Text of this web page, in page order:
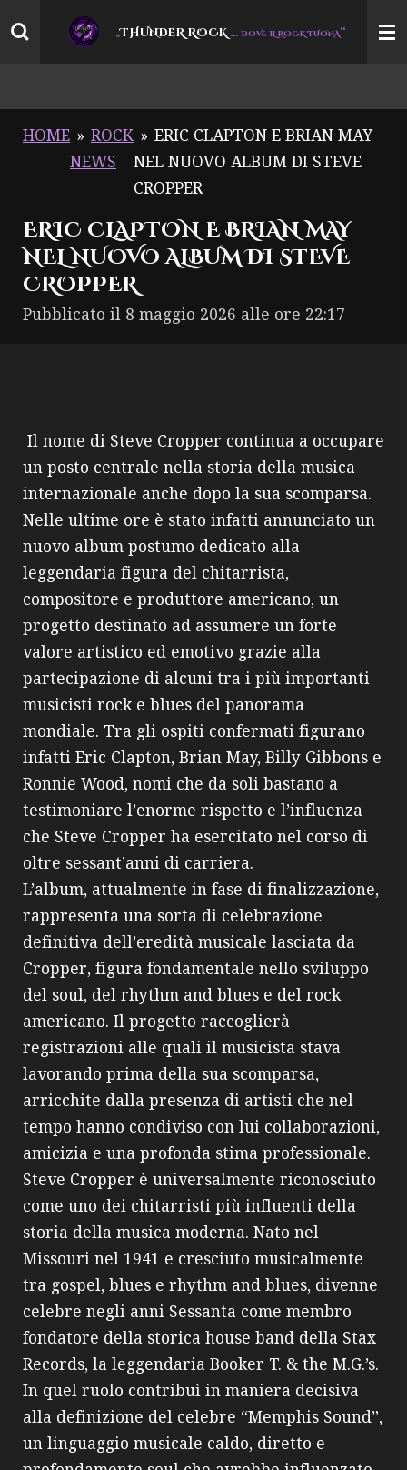
Vai
„THUNDER ROCK… DOVE IL ROCK TUONA“
HOME » ROCK
NEWS
» ERIC CLAPTON E BRIAN MAY
NEL NUOVO ALBUM DI STEVE
CROPPER
ERIC CLAPTON E BRIAN MAY
NEL NUOVO ALBUM DI STEVE
CROPPER
Pubblicato il 8 maggio 2026 alle ore 22:17
Il nome di Steve Cropper continua a occupare
un posto centrale nella storia della musica
internazionale anche dopo la sua scomparsa.
Nelle ultime ore è stato infatti annunciato un
nuovo album postumo dedicato alla
leggendaria figura del chitarrista,
compositore e produttore americano, un
progetto destinato ad assumere un forte
valore artistico ed emotivo grazie alla
partecipazione di alcuni tra i più importanti
musicisti rock e blues del panorama
mondiale. Tra gli ospiti confermati figurano
infatti Eric Clapton, Brian May, Billy Gibbons e
Ronnie Wood, nomi che da soli bastano a
testimoniare l’enorme rispetto e l’influenza
che Steve Cropper ha esercitato nel corso di
oltre sessant’anni di carriera.
L’album, attualmente in fase di finalizzazione,
rappresenta una sorta di celebrazione
definitiva dell’eredità musicale lasciata da
Cropper, figura fondamentale nello sviluppo
del soul, del rhythm and blues e del rock
americano. Il progetto raccoglierà
registrazioni alle quali il musicista stava
lavorando prima della sua scomparsa,
arricchite dalla presenza di artisti che nel
tempo hanno condiviso con lui collaborazioni,
amicizia e una profonda stima professionale.
Steve Cropper è universalmente riconosciuto
come uno dei chitarristi più influenti della
storia della musica moderna. Nato nel
Missouri nel 1941 e cresciuto musicalmente
tra gospel, blues e rhythm and blues, divenne
celebre negli anni Sessanta come membro
fondatore della storica house band della Stax
Records, la leggendaria Booker T. & the M.G.’s.
In quel ruolo contribuì in maniera decisiva
alla definizione del celebre “Memphis Sound”,
un linguaggio musicale caldo, diretto e